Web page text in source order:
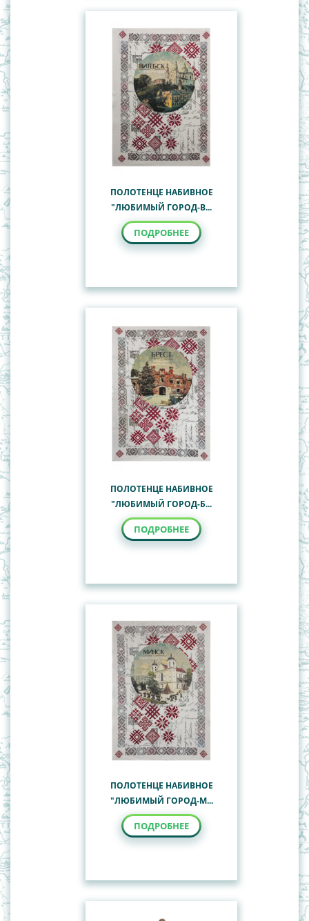
ПОЛОТЕНЦЕ НАБИВНОЕ
"ЛЮБИМЫЙ ГОРОД-В...
ПОДРОБНЕЕ
ПОЛОТЕНЦЕ НАБИВНОЕ
"ЛЮБИМЫЙ ГОРОД-Б...
ПОДРОБНЕЕ
ПОЛОТЕНЦЕ НАБИВНОЕ
"ЛЮБИМЫЙ ГОРОД-М...
ПОДРОБНЕЕ